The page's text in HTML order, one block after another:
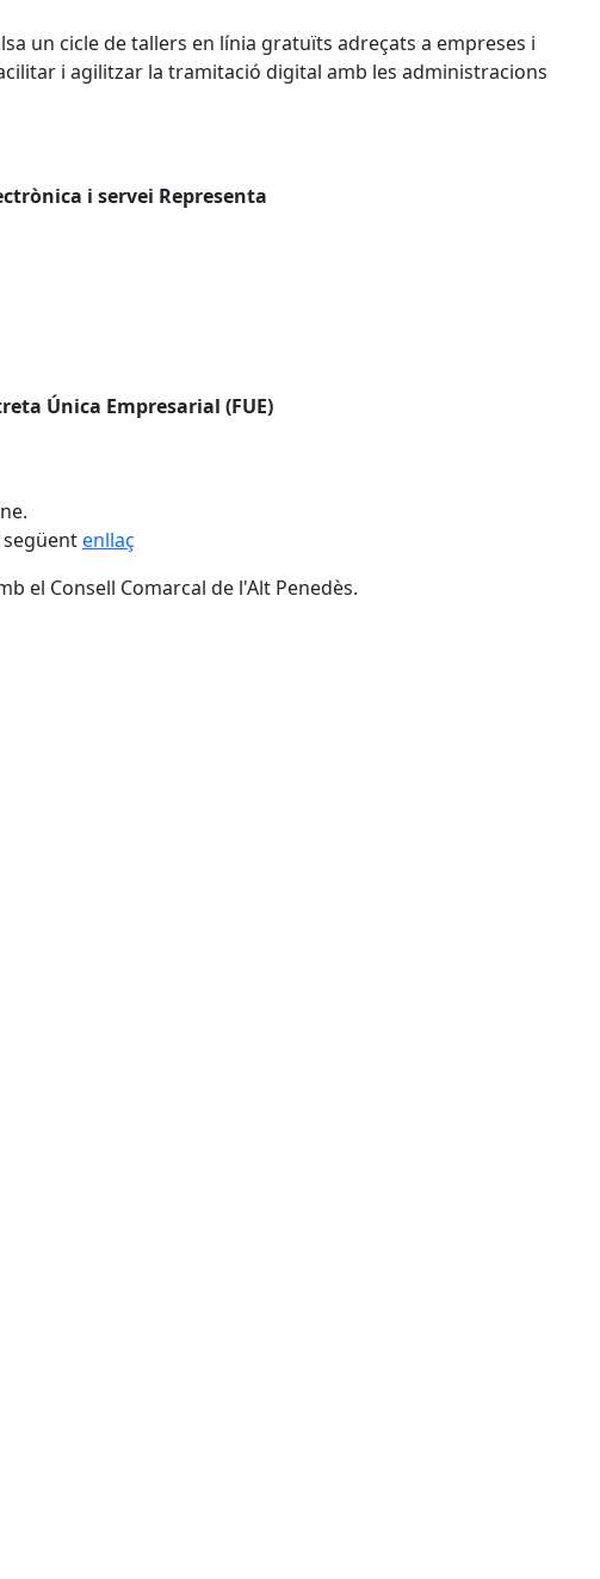
un cicle de tallers en línia gratuïts adreçats a empreses i
i agilitzar la tramitació digital amb les administracions
i servei Representa
Única Empresarial (FUE)
enllaç
el Consell Comarcal de l'Alt Penedès.